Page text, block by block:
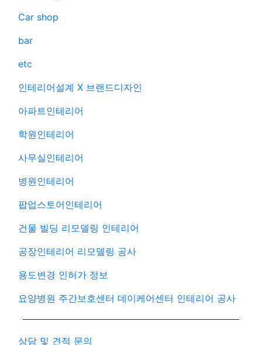
Car shop
bar
etc
인테리어설계 X 브랜드디자인
아파트인테리어
학원인테리어
사무실인테리어
병원인테리어
팝업스토어인테리어
건물 빌딩 리모델링 인테리어
공장인테리어 리모델링 공사
용도변경 인허가 정보
요양병원 주간보호센터 데이케어센터 인테리어 공사
상담 및 견적 문의